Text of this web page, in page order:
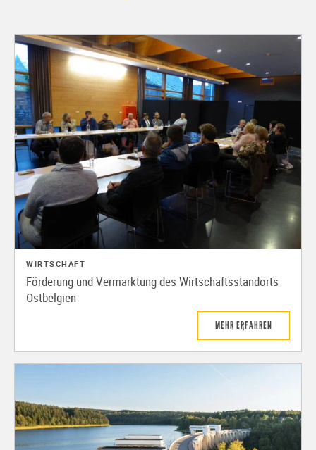
WIRTSCHAFT
Förderung und Vermarktung des Wirtschaftsstandorts
Ostbelgien
MEHR ERFAHREN